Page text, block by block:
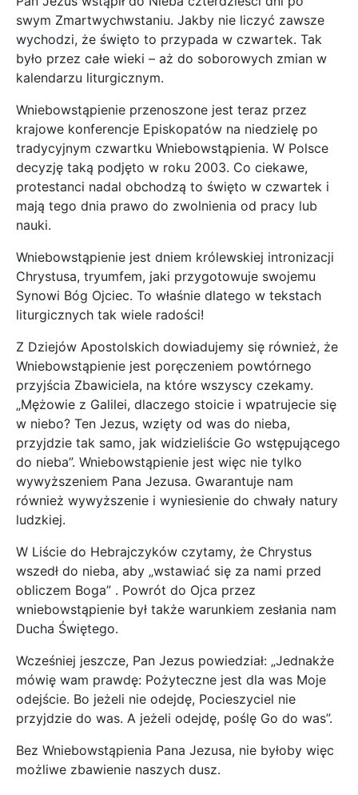
swym Zmartwychwstaniu. Jakby nie liczyć zawsze
wychodzi, że święto to przypada w czwartek. Tak
było przez całe wieki – aż do soborowych zmian w
kalendarzu liturgicznym.
Wniebowstąpienie przenoszone jest teraz przez
krajowe konferencje Episkopatów na niedzielę po
tradycyjnym czwartku Wniebowstąpienia. W Polsce
decyzję taką podjęto w roku 2003. Co ciekawe,
protestanci nadal obchodzą to święto w czwartek i
mają tego dnia prawo do zwolnienia od pracy lub
nauki.
Wniebowstąpienie jest dniem królewskiej intronizacji
Chrystusa, tryumfem, jaki przygotowuje swojemu
Synowi Bóg Ojciec. To właśnie dlatego w tekstach
liturgicznych tak wiele radości!
Z Dziejów Apostolskich dowiadujemy się również, że
Wniebowstąpienie jest poręczeniem powtórnego
przyjścia Zbawiciela, na które wszyscy czekamy.
„Mężowie z Galilei, dlaczego stoicie i wpatrujecie się
w niebo? Ten Jezus, wzięty od was do nieba,
przyjdzie tak samo, jak widzieliście Go wstępującego
do nieba”. Wniebowstąpienie jest więc nie tylko
wywyższeniem Pana Jezusa. Gwarantuje nam
również wywyższenie i wyniesienie do chwały natury
ludzkiej.
W Liście do Hebrajczyków czytamy, że Chrystus
wszedł do nieba, aby „wstawiać się za nami przed
obliczem Boga” . Powrót do Ojca przez
wniebowstąpienie był także warunkiem zesłania nam
Ducha Świętego.
Wcześniej jeszcze, Pan Jezus powiedział: „Jednakże
mówię wam prawdę: Pożyteczne jest dla was Moje
odejście. Bo jeżeli nie odejdę, Pocieszyciel nie
przyjdzie do was. A jeżeli odejdę, poślę Go do was”.
Bez Wniebowstąpienia Pana Jezusa, nie byłoby więc
możliwe zbawienie naszych dusz.